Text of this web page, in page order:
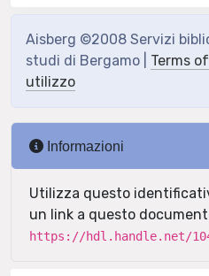
Aisberg ©2008 Servizi
studi di Bergamo | Terms
utilizzo
Informazioni
Utilizza questo
un link a questo
https://hdl.handle.net/